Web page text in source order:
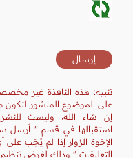
تنبيه: هذه النافذة غير
على الموضوع المنشور لتكون
إن شاء الله، وليست
استقبالها في قسم " أرسل
الإخوة الزوار إذا لم يُجَب
التعليقات " وذلك لغرض